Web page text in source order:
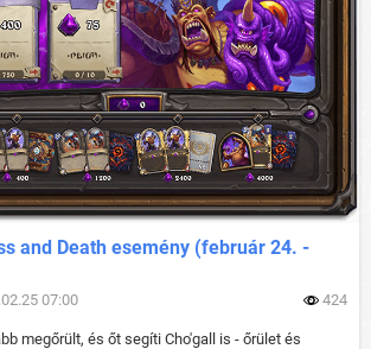
and Death esemény (február 24. -
07:00 424
megőrült, és őt segíti Cho'gall is - őrület és